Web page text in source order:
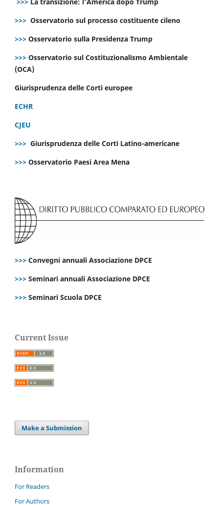
>>> Osservatorio sul processo costituente cileno
>>> Osservatorio sulla Presidenza Trump
>>> Osservatorio sul Costituzionalismo Ambientale
(OCA)
Giurisprudenza delle Corti europee
ECHR
CJEU
>>> Giurisprudenza delle Corti Latino-americane
>>> Osservatorio Paesi Area Mena
>>> Convegni annuali Associazione DPCE
>>> Seminari annuali Associazione DPCE
>>> Seminari Scuola DPCE
Current Issue
Make a Submission
Information
For Readers
For Authors